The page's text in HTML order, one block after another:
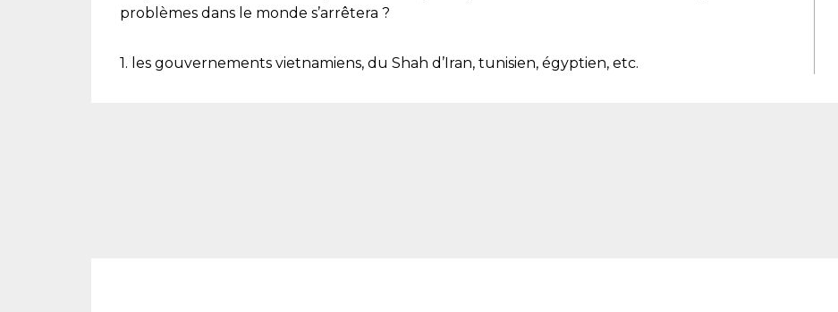
problèmes dans le monde s’arrêtera ?
1. les gouvernements vietnamiens, du Shah d’Iran, tunisien, égyptien, etc.